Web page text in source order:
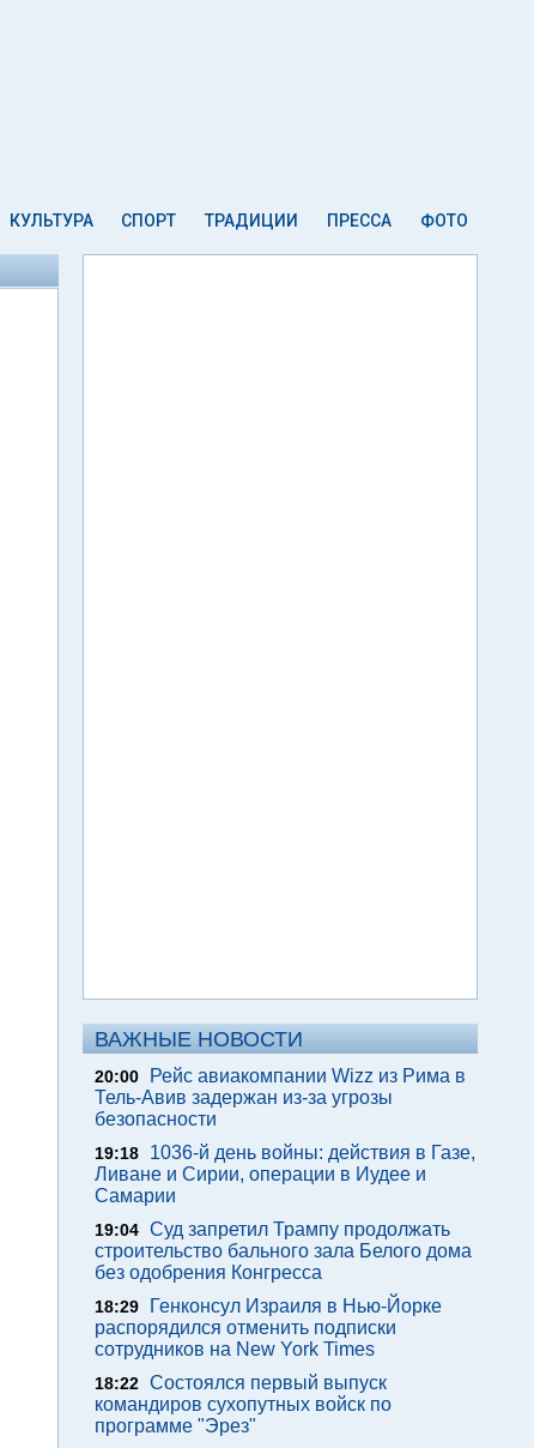
КУЛЬТУРА СПОРТ ТРАДИЦИИ ПРЕССА ФОТО
ВАЖНЫЕ НОВОСТИ
20:00
Рейс авиакомпании Wizz из Рима в
Тель-Авив задержан из-за угрозы
безопасности
19:18
1036-й день войны: действия в Газе,
Ливане и Сирии, операции в Иудее и
Самарии
19:04 Суд запретил Трампу продолжать
строительство бального зала Белого дома
без одобрения Конгресса
18:29
Генконсул Израиля в Нью-Йорке
распорядился отменить подписки
сотрудников на New York Times
18:22 Состоялся первый выпуск
командиров сухопутных войск по
программе "Эрез"